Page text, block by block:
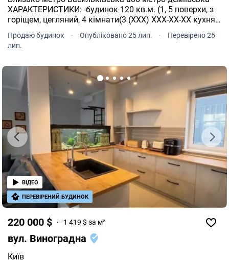
ХАРАКТЕРИСТИКИ: -будинок 120 кв.м. (1, 5 поверхи, з
горіщем, цегляний, 4 кімнати(3 (XXX) XXX-XX-XX кухня
14м, санвузол ) -гараж на 1 авто, сарай, погреб.
Опалення газовий котел, каналізація Рік побудови
1957 Огляд можливий субота неділя ТОРГ Номер
Продаю будинок · Опубліковано 25 лип. ·
Перевірено 25
лип.
220 000 $ 1 419 $ за м²
вул. Виноградна
Київ
ВІДЕО
ПЕРЕВІРЕНИЙ БУДИНОК